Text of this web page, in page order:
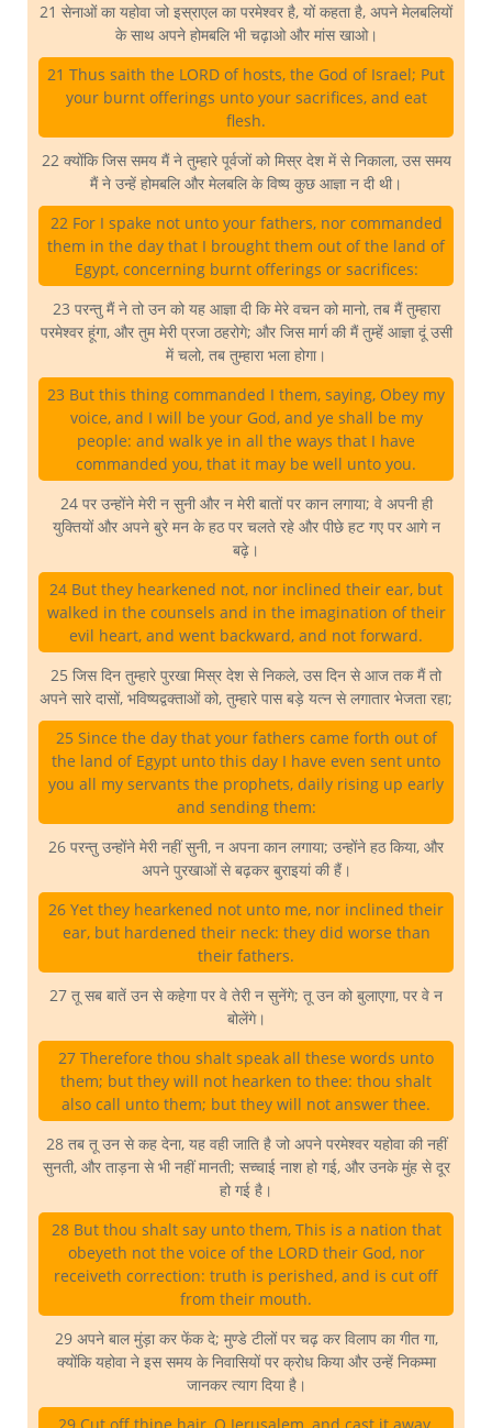
21 सेनाओं का यहोवा जो इस्राएल का परमेश्वर है, यों कहता है, अपने मेलबलियों
के साथ अपने होमबलि भी चढ़ाओ और मांस खाओ।
21 Thus saith the LORD of hosts, the God of Israel; Put
your burnt offerings unto your sacrifices, and eat
flesh.
22 क्योंकि जिस समय मैं ने तुम्हारे पूर्वजों को मिस्र देश में से निकाला, उस समय
मैं ने उन्हें होमबलि और मेलबलि के विष्य कुछ आज्ञा न दी थी।
22 For I spake not unto your fathers, nor commanded
them in the day that I brought them out of the land of
Egypt, concerning burnt offerings or sacrifices:
23 परन्तु मैं ने तो उन को यह आज्ञा दी कि मेरे वचन को मानो, तब मैं तुम्हारा
परमेश्वर हूंगा, और तुम मेरी प्रजा ठहरोगे; और जिस मार्ग की मैं तुम्हें आज्ञा दूं उसी
में चलो, तब तुम्हारा भला होगा।
23 But this thing commanded I them, saying, Obey my
voice, and I will be your God, and ye shall be my
people: and walk ye in all the ways that I have
commanded you, that it may be well unto you.
24 पर उन्होंने मेरी न सुनी और न मेरी बातों पर कान लगाया; वे अपनी ही
युक्तियों और अपने बुरे मन के हठ पर चलते रहे और पीछे हट गए पर आगे न
बढ़े।
24 But they hearkened not, nor inclined their ear, but
walked in the counsels and in the imagination of their
evil heart, and went backward, and not forward.
25 जिस दिन तुम्हारे पुरखा मिस्र देश से निकले, उस दिन से आज तक मैं तो
अपने सारे दासों, भविष्यद्वक्ताओं को, तुम्हारे पास बड़े यत्न से लगातार भेजता रहा;
25 Since the day that your fathers came forth out of
the land of Egypt unto this day I have even sent unto
you all my servants the prophets, daily rising up early
and sending them:
26 परन्तु उन्होंने मेरी नहीं सुनी, न अपना कान लगाया; उन्होंने हठ किया, और
अपने पुरखाओं से बढ़कर बुराइयां की हैं।
26 Yet they hearkened not unto me, nor inclined their
ear, but hardened their neck: they did worse than
their fathers.
27 तू सब बातें उन से कहेगा पर वे तेरी न सुनेंगे; तू उन को बुलाएगा, पर वे न
बोलेंगे।
27 Therefore thou shalt speak all these words unto
them; but they will not hearken to thee: thou shalt
also call unto them; but they will not answer thee.
28 तब तू उन से कह देना, यह वही जाति है जो अपने परमेश्वर यहोवा की नहीं
सुनती, और ताड़ना से भी नहीं मानती; सच्चाई नाश हो गई, और उनके मुंह से दूर
हो गई है।
28 But thou shalt say unto them, This is a nation that
obeyeth not the voice of the LORD their God, nor
receiveth correction: truth is perished, and is cut off
from their mouth.
29 अपने बाल मुंड़ा कर फेंक दे; मुण्डे टीलों पर चढ़ कर विलाप का गीत गा,
क्योंकि यहोवा ने इस समय के निवासियों पर क्रोध किया और उन्हें निकम्मा
जानकर त्याग दिया है।